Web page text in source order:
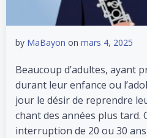
by MaBayon on mars 4, 2025
Beaucoup d’adultes, ayant
durant leur enfance ou
jour le désir de reprendre
chant des années plus tard.
interruption de 20 ou 30